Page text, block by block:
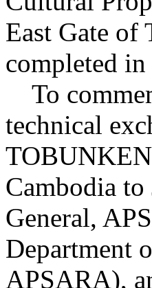
East Gate of
completed
To
technical
Cambodia
General,
Department
APSARA),